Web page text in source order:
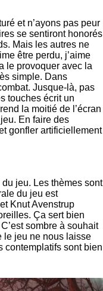
et n’ayons pas peur
se sentiront honorés
Mais les autres ne
être perdu, j’aime
le provoquer avec la
simple. Dans
Jusque-là, pas
touches écrit un
la moitié de l’écran
En faire des
gonfler artificiellement
jeu. Les thèmes sont
du jeu est
Knut Avenstrup
Ça sert bien
sombre à souhait
le jeu ne nous laisse
contemplatifs sont bien